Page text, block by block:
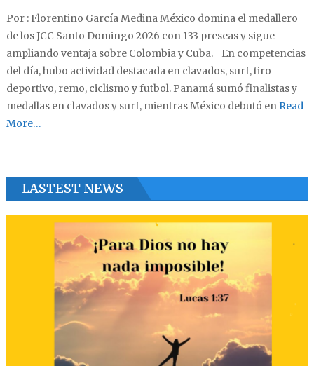
Por : Florentino García Medina México domina el medallero
de los JCC Santo Domingo 2026 con 133 preseas y sigue
ampliando ventaja sobre Colombia y Cuba. En competencias
del día, hubo actividad destacada en clavados, surf, tiro
deportivo, remo, ciclismo y futbol. Panamá sumó finalistas y
medallas en clavados y surf, mientras México debutó enRead
More…
LASTEST NEWS